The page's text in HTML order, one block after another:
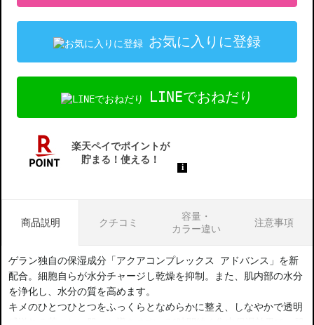
お気に入りに登録
LINEでおねだり
商品説明 クチコミ
容量・
カラー違い
注意事項
ゲラン独自の保湿成分「アクアコンプレックス アドバンス」を新
配合。細胞自らが水分チャージし乾燥を抑制。また、肌内部の水分
を浄化し、水分の質を高めます。
キメのひとつひとつをふっくらとなめらかに整え、しなやかで透明